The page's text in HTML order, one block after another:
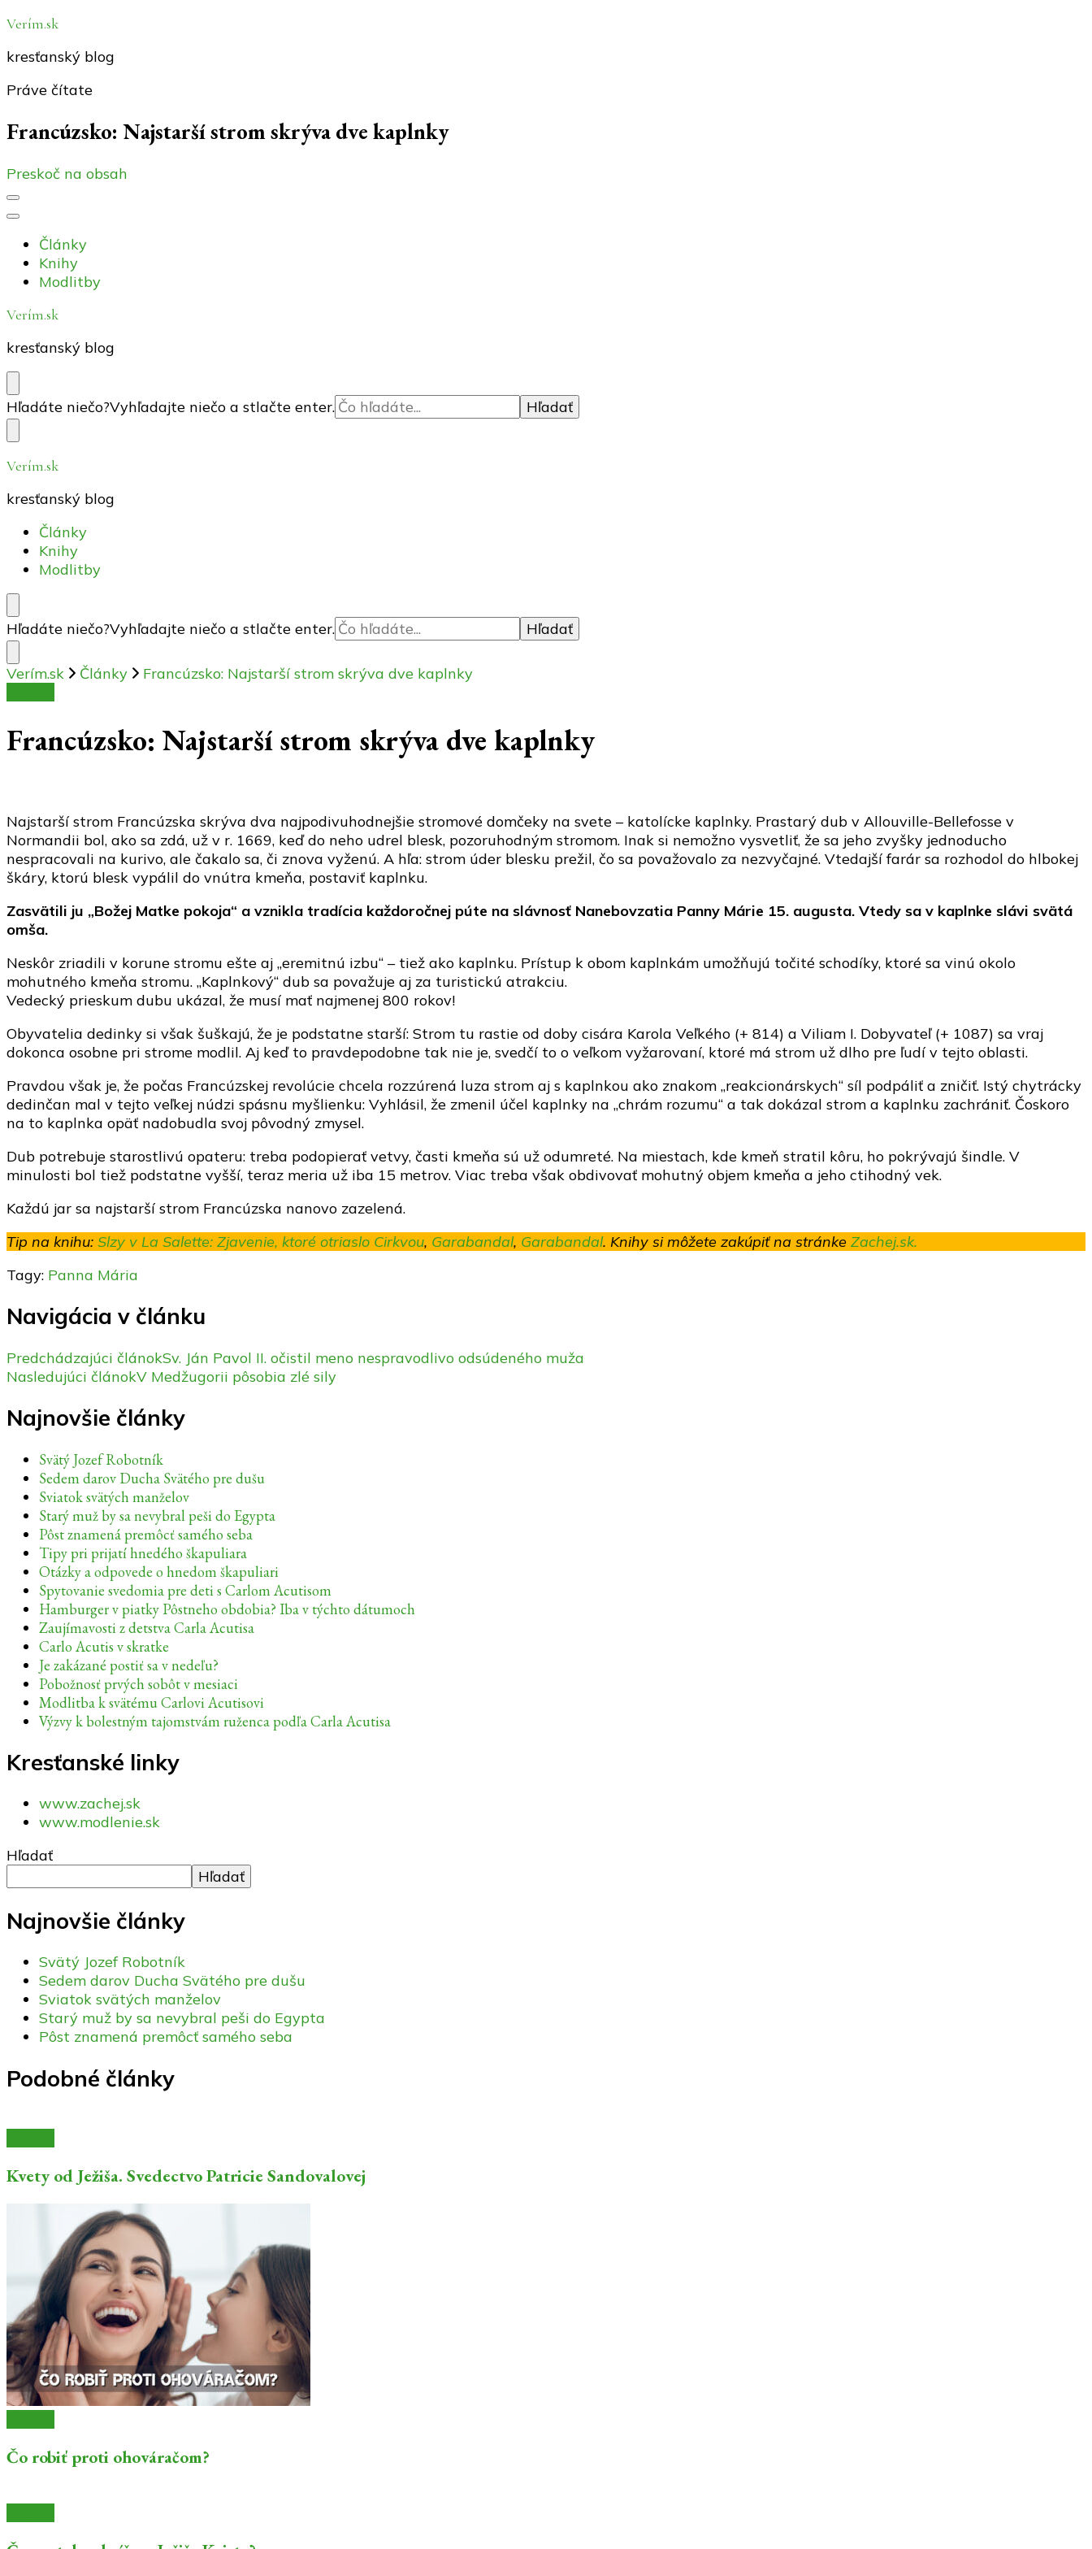
Verím.sk
kresťanský blog
Práve čítate
Francúzsko: Najstarší strom skrýva dve kaplnky
Preskoč na obsah
Články
Knihy
Modlitby
Verím.sk
kresťanský blog
Hľadáte niečo?Vyhľadajte niečo a stlačte enter.
Verím.sk
kresťanský blog
Články
Knihy
Modlitby
Hľadáte niečo?Vyhľadajte niečo a stlačte enter.
Verím.sk Články
Francúzsko: Najstarší strom skrýva dve kaplnky
Francúzsko: Najstarší strom skrýva dve kaplnky
Najstarší strom Francúzska skrýva dva najpodivuhodnejšie stromové domčeky na svete – katolícke kaplnky. Prastarý dub v Allouville-Bellefosse v
Normandii bol, ako sa zdá, už v r. 1669, keď do neho udrel blesk, pozoruhodným stromom. Inak si nemožno vysvetliť, že sa jeho zvyšky jednoducho
nespracovali na kurivo, ale čakalo sa, či znova vyženú. A hľa: strom úder blesku prežil, čo sa považovalo za nezvyčajné. Vtedajší farár sa rozhodol do hlbokej
škáry, ktorú blesk vypálil do vnútra kmeňa, postaviť kaplnku.
Zasvätili ju „Božej Matke pokoja“ a vznikla tradícia každoročnej púte na slávnosť Nanebovzatia Panny Márie 15. augusta. Vtedy sa v kaplnke slávi svätá
omša.
Neskôr zriadili v korune stromu ešte aj „eremitnú izbu“ – tiež ako kaplnku. Prístup k obom kaplnkám umožňujú točité schodíky, ktoré sa vinú okolo
mohutného kmeňa stromu. „Kaplnkový“ dub sa považuje aj za turistickú atrakciu.
Vedecký prieskum dubu ukázal, že musí mať najmenej 800 rokov!
Obyvatelia dedinky si však šuškajú, že je podstatne starší: Strom tu rastie od doby cisára Karola Veľkého (+ 814) a Viliam I. Dobyvateľ (+ 1087) sa vraj
dokonca osobne pri strome modlil. Aj keď to pravdepodobne tak nie je, svedčí to o veľkom vyžarovaní, ktoré má strom už dlho pre ľudí v tejto oblasti.
Pravdou však je, že počas Francúzskej revolúcie chcela rozzúrená luza strom aj s kaplnkou ako znakom „reakcionárskych“ síl podpáliť a zničiť. Istý chytrácky
dedinčan mal v tejto veľkej núdzi spásnu myšlienku: Vyhlásil, že zmenil účel kaplnky na „chrám rozumu“ a tak dokázal strom a kaplnku zachrániť. Čoskoro
na to kaplnka opäť nadobudla svoj pôvodný zmysel.
Dub potrebuje starostlivú opateru: treba podopierať vetvy, časti kmeňa sú už odumreté. Na miestach, kde kmeň stratil kôru, ho pokrývajú šindle. V
minulosti bol tiež podstatne vyšší, teraz meria už iba 15 metrov. Viac treba však obdivovať mohutný objem kmeňa a jeho ctihodný vek.
Každú jar sa najstarší strom Francúzska nanovo zazelená.
Tip na knihu: Slzy v La Salette: Zjavenie, ktoré otriaslo Cirkvou, Garabandal, Garabandal. Knihy si môžete zakúpiť na stránke Zachej.sk.
Tagy: Panna Mária
Navigácia v článku
Predchádzajúci článokSv. Ján Pavol II. očistil meno nespravodlivo odsúdeného muža
Nasledujúci článokV Medžugorii pôsobia zlé sily
Najnovšie články
Svätý Jozef Robotník
Sedem darov Ducha Svätého pre dušu
Sviatok svätých manželov
Starý muž by sa nevybral peši do Egypta
Pôst znamená premôcť samého seba
Tipy pri prijatí hnedého škapuliara
Otázky a odpovede o hnedom škapuliari
Spytovanie svedomia pre deti s Carlom Acutisom
Hamburger v piatky Pôstneho obdobia? Iba v týchto dátumoch
Zaujímavosti z detstva Carla Acutisa
Carlo Acutis v skratke
Je zakázané postiť sa v nedeľu?
Pobožnosť prvých sobôt v mesiaci
Modlitba k svätému Carlovi Acutisovi
Výzvy k bolestným tajomstvám ruženca podľa Carla Acutisa
Kresťanské linky
www.zachej.sk
www.modlenie.sk
Hľadať
Hľadať
Najnovšie články
Svätý Jozef Robotník
Sedem darov Ducha Svätého pre dušu
Sviatok svätých manželov
Starý muž by sa nevybral peši do Egypta
Pôst znamená premôcť samého seba
Podobné články
Kvety od Ježiša. Svedectvo Patricie Sandovalovej
Čo robiť proti ohováračom?